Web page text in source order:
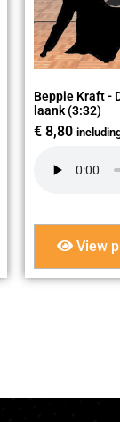
Beppie Kraft -
laank (3:32)
€8,80
View